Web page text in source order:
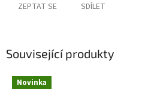
ZEPTAT SE SDÍLET
Související produkty
Novinka